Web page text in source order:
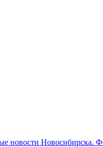
новости Новосибирска.